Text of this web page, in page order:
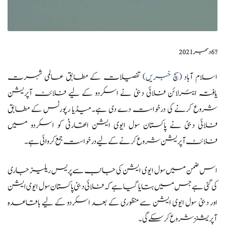
?️6 دسمبر 2021
اسلام آباد(سچ خبریں)تفصیلات کے مطابق عالمی شہرت
یافتہ ایئرلائن فلائی دبئی نے اسکردو کے لیے فلائٹ آپریشن
شروع کرنے کی درخواست دے دی ہے۔میڈیا رپورٹس کے مطابق
فلائی دبئی نے پاکستان سول ایوی ایشن اتھارٹی کو اسکردو میں
فلائٹ آپریشن شروع کرنے کے لیے درخواست جمع کروائی ہے۔
اس ضمن میں سول ایوی ایشن کی جانب سے پریس ریلیز جاری
کی گئی ہے جس میں بتایا گیا ہے کہ فلائی دبئی پاکستان سول ایوی ایشن
اور دبئی سول ایوی ایشن سے منظوری کے بعد اسکردو کے لیے باقاعدہ
آپریشنز شروع کر سکے گی۔